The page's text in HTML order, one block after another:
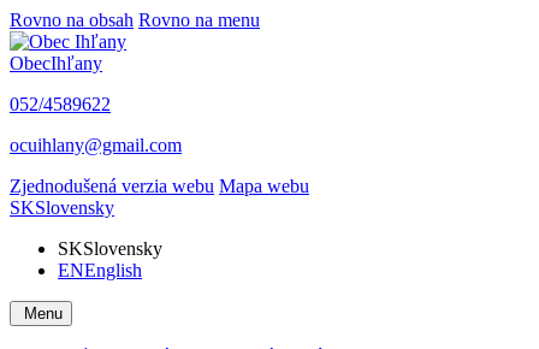
Rovno na obsah Rovno na menu
ObecIhľany
052/4589622
ocuihlany@gmail.com
Zjednodušená verzia webu Mapa webu
SKSlovensky
SKSlovensky
ENEnglish
Menu